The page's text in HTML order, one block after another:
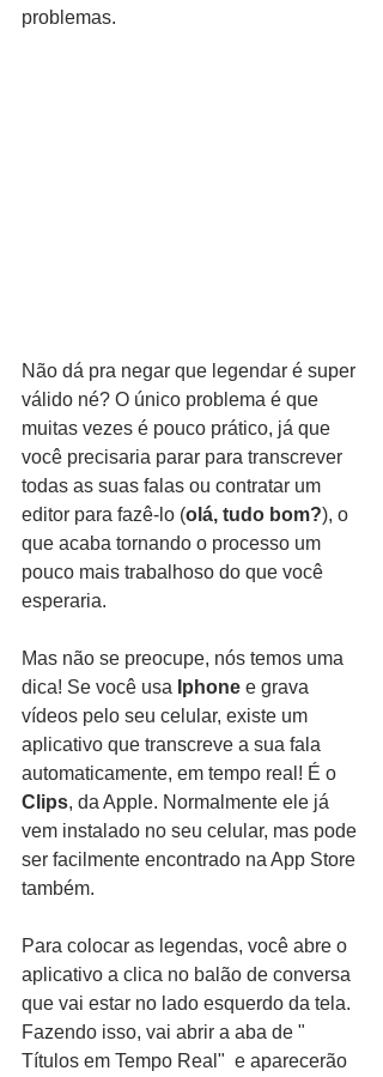
problemas.
Não dá pra negar que legendar é super
válido né? O único problema é que
muitas vezes é pouco prático, já que
você precisaria parar para transcrever
todas as suas falas ou contratar um
editor para fazê-lo (olá, tudo bom?), o
que acaba tornando o processo um
pouco mais trabalhoso do que você
esperaria.
Mas não se preocupe, nós temos uma
dica! Se você usa Iphone e grava
vídeos pelo seu celular, existe um
aplicativo que transcreve a sua fala
automaticamente, em tempo real! É o
Clips, da Apple. Normalmente ele já
vem instalado no seu celular, mas pode
ser facilmente encontrado na App Store
também.
Para colocar as legendas, você abre o
aplicativo a clica no balão de conversa
que vai estar no lado esquerdo da tela.
Fazendo isso, vai abrir a aba de "
Títulos em Tempo Real"  e aparecerão